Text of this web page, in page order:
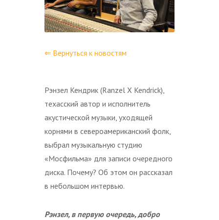
⇐ Вернуться к новостям
Рэнзел Кендрик (Ranzel X Kendrick),
техасский автор и исполнитель
акустической музыки, уходящей
корнями в североамериканский фолк,
выбрал музыкальную студию
«Мосфильма» для записи очередного
диска. Почему? Об этом он рассказал
в небольшом интервью.
Рэнзел, в первую очередь, добро